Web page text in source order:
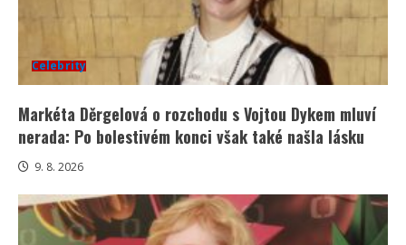
Celebrity
Markéta Děrgelová o rozchodu s Vojtou Dykem mluví
nerada: Po bolestivém konci však také našla lásku
9. 8. 2026